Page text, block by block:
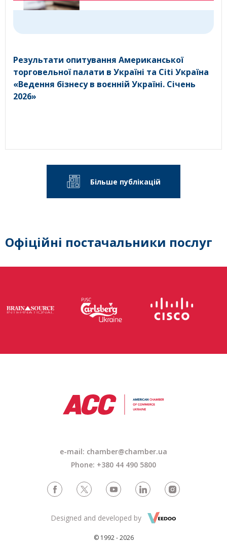
Результати опитування Американської
торговельної палати в Україні та Citi Україна
«Ведення бізнесу в воєнній Україні. Січень
2026»
Більше публікацій
Офіційні постачальники послуг
e-mail: chamber@chamber.ua
Phone: +380 44 490 5800
© 1992 - 2026
Designed and developed by